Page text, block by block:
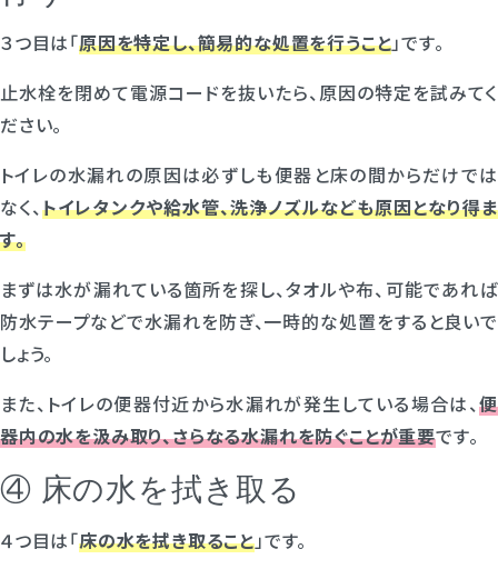
３つ目は「原因を特定し、簡易的な処置を行うこと」です。
止水栓を閉めて電源コードを抜いたら、原因の特定を試みてく
ださい。
トイレの水漏れの原因は必ずしも便器と床の間からだけでは
なく、トイレタンクや給水管、洗浄ノズルなども原因となり得ま
す。
まずは水が漏れている箇所を探し、タオルや布、可能であれば
防水テープなどで水漏れを防ぎ、一時的な処置をすると良いで
しょう。
また、トイレの便器付近から水漏れが発生している場合は、便
器内の水を汲み取り、さらなる水漏れを防ぐことが重要です。
④ 床の水を拭き取る
４つ目は「床の水を拭き取ること」です。